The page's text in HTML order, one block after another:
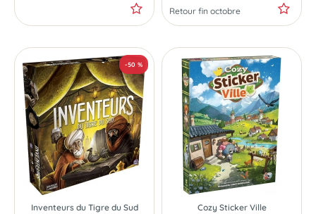
NOUVEAU PRÉCOMMANDE
Retour fin octobre
Inventeurs du Tigre du Sud Cozy Sticker Ville